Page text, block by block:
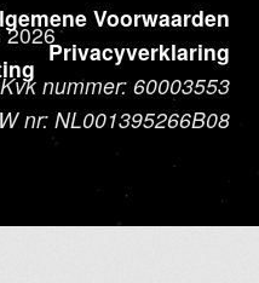
2026
Voorwaarden
Privacyverklaring
Kvk nummer: 60003553
nr: NL001395266B08